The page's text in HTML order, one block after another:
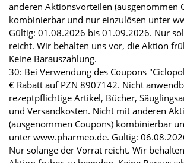
anderen Aktionsvorteilen (ausgenommen
kombinierbar und nur einzulösen unter
Gültig: 01.08.2026 bis 01.09.2026. Nur
reicht. Wir behalten uns vor, die Aktion
Keine Barauszahlung.
30: Bei Verwendung des Coupons
€ Rabatt auf PZN 8907142. Nicht
rezeptpflichtige Artikel, Bücher,
und Versandkosten. Nicht mit anderen
(ausgenommen Coupons) kombinierbar
unter www.pharmeo.de. Gültig:
Nur solange der Vorrat reicht. Wir